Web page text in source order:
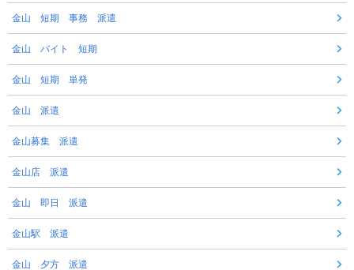
金山 短期 事務 派遣
金山 バイト 短期
金山 短期 単発
金山 派遣
金山募集 派遣
金山店 派遣
金山 即日 派遣
金山駅 派遣
金山 夕方 派遣